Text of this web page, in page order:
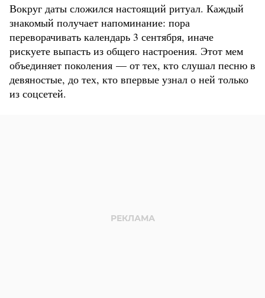
Вокруг даты сложился настоящий ритуал. Каждый
знакомый получает напоминание: пора
переворачивать календарь 3 сентября, иначе
рискуете выпасть из общего настроения. Этот мем
объединяет поколения — от тех, кто слушал песню в
девяностые, до тех, кто впервые узнал о ней только
из соцсетей.